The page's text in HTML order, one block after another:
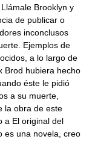
Brooklyn y
de publicar o
inconclusos
Ejemplos de
a lo largo de
Brod hubiera hecho
éste le pidió
a su muerte,
la obra de este
a El original del
es una novela, creo